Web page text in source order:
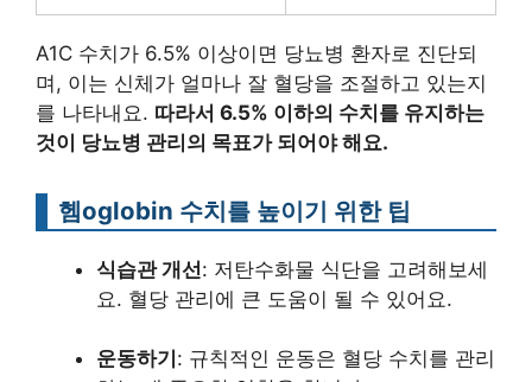
A1C 수치가 6.5% 이상이면 당뇨병 환자로 진단되
며, 이는 신체가 얼마나 잘 혈당을 조절하고 있는지
를 나타내요. 따라서 6.5% 이하의 수치를 유지하는
것이 당뇨병 관리의 목표가 되어야 해요.
헴oglobin 수치를 높이기 위한 팁
식습관 개선: 저탄수화물 식단을 고려해보세
요. 혈당 관리에 큰 도움이 될 수 있어요.
운동하기 : 규칙적인 운동은 혈당 수치를 관리